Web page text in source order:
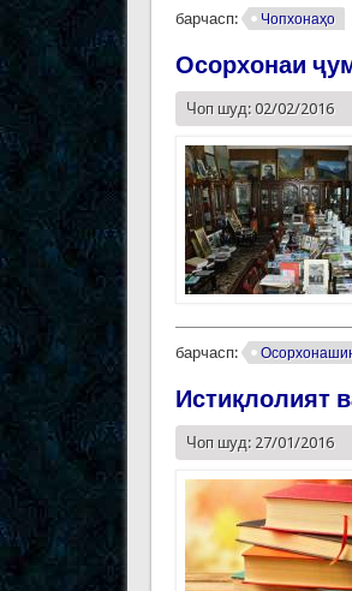
барчасп: Чопхонаҳо
Осорхонаи
Чоп шуд: 02/02/2016
барчасп:
Истиқлолият
Чоп шуд: 27/01/2016